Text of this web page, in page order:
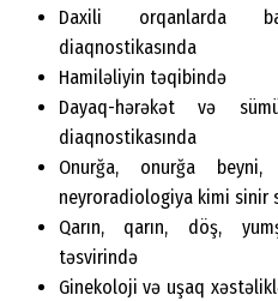
Daxili orqanlarda
diaqnostikasında
Hamiləliyin təqibində
Dayaq-hərəkət və
diaqnostikasında
Onurğa, onurğa
neyroradiologiya kimi sinir
Qarın, qarın, döş,
təsvirində
Ginekoloji və uşaq